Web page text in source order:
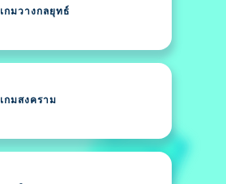
เกมวางกลยุทธ์
เกมสงคราม